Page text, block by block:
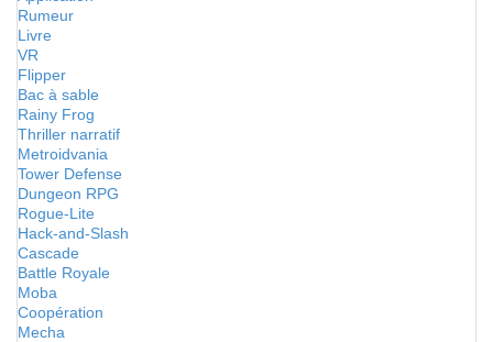
Rumeur
Livre
VR
Flipper
Bac à sable
Rainy Frog
Thriller narratif
Metroidvania
Tower Defense
Dungeon RPG
Rogue-Lite
Hack-and-Slash
Cascade
Battle Royale
Moba
Coopération
Mecha